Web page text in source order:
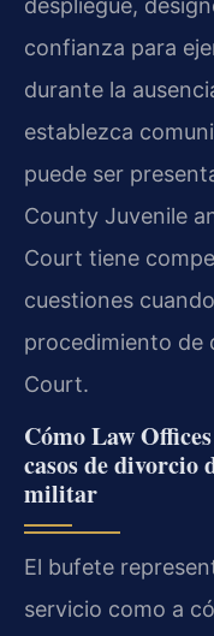
confianza para
durante la
establezca
puede ser
County Juvenile
Court tiene
cuestiones
procedimiento de
Court.
Cómo Law
casos de divorcio
militar
El bufete
servicio como a